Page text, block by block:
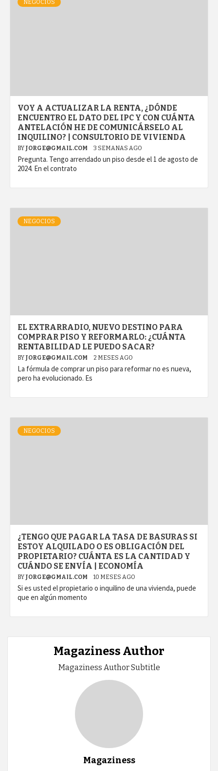
NEGOCIOS
VOY A ACTUALIZAR LA RENTA, ¿DÓNDE
ENCUENTRO EL DATO DEL IPC Y CON CUÁNTA
ANTELACIÓN HE DE COMUNICÁRSELO AL
INQUILINO? | CONSULTORIO DE VIVIENDA
BY JORGE@GMAIL.COM 3 SEMANAS AGO
Pregunta. Tengo arrendado un piso desde el 1 de agosto de
2024. En el contrato
NEGOCIOS
EL EXTRARRADIO, NUEVO DESTINO PARA
COMPRAR PISO Y REFORMARLO: ¿CUÁNTA
RENTABILIDAD LE PUEDO SACAR?
BY JORGE@GMAIL.COM 2 MESES AGO
La fórmula de comprar un piso para reformar no es nueva,
pero ha evolucionado. Es
NEGOCIOS
¿TENGO QUE PAGAR LA TASA DE BASURAS SI
ESTOY ALQUILADO O ES OBLIGACIÓN DEL
PROPIETARIO? CUÁNTA ES LA CANTIDAD Y
CUÁNDO SE ENVÍA | ECONOMÍA
BY JORGE@GMAIL.COM 10 MESES AGO
Si es usted el propietario o inquilino de una vivienda, puede
que en algún momento
Magaziness Author
Magaziness Author Subtitle
Magaziness